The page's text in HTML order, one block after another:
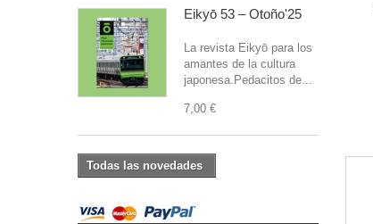
Eikyō 53 – Otoño'25
La revista Eikyō para los
amantes de la cultura
japonesa.Pedacitos de...
7,00 €
Todas las novedades